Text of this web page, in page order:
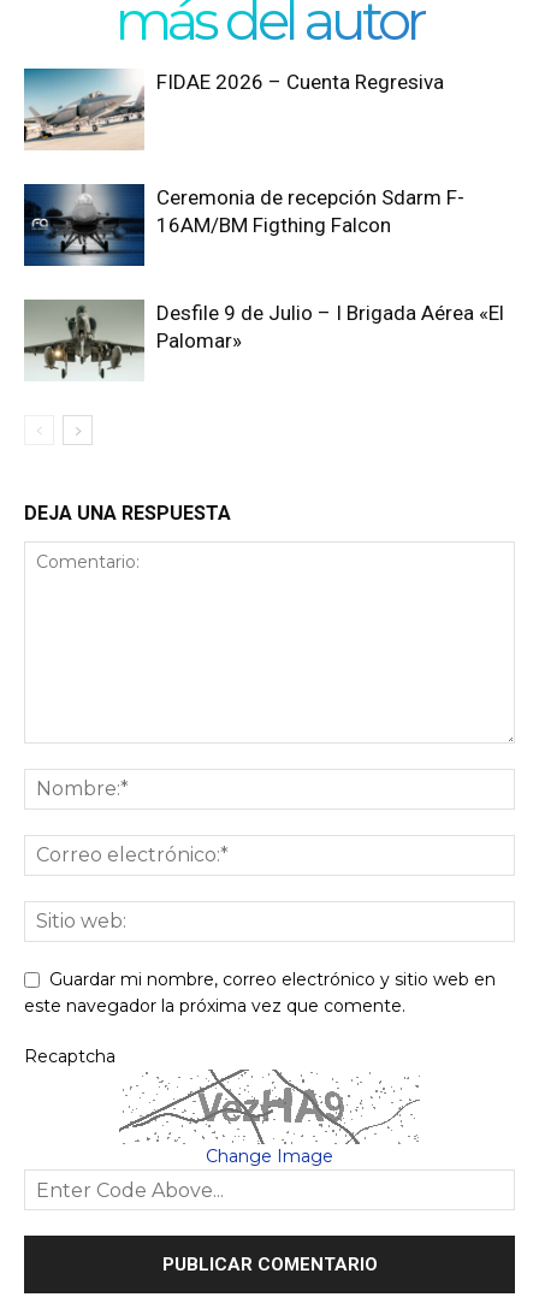
más del autor
FIDAE 2026 – Cuenta Regresiva
Ceremonia de recepción Sdarm F-
16AM/BM Figthing Falcon
Desfile 9 de Julio – I Brigada Aérea «El
Palomar»
DEJA UNA RESPUESTA
Guardar mi nombre, correo electrónico y sitio web en
este navegador la próxima vez que comente.
Recaptcha
Change Image